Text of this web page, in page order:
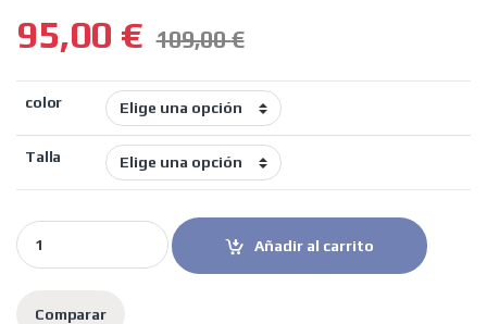
95,00 € 109,00€
color
Talla
LS2 casco moto infantil FF812 Next Level quantity
Añadir al carrito
Comparar